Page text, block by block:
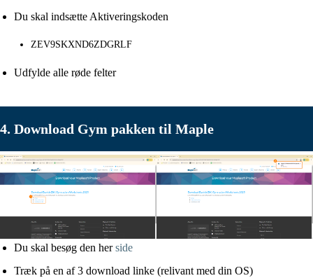
Du skal indsætte Aktiveringskoden
ZEV9SKXND6ZDGRLF
Udfylde alle røde felter
4. Download Gym pakken til Maple
Du skal besøg den herside
Træk på en af 3 download linke (relivant med din OS)